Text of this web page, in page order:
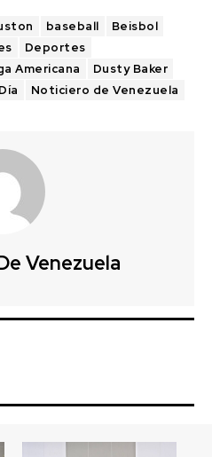
baseball
Beisbol
Deportes
Americana
Dusty Baker
Noticiero de Venezuela
Venezuela